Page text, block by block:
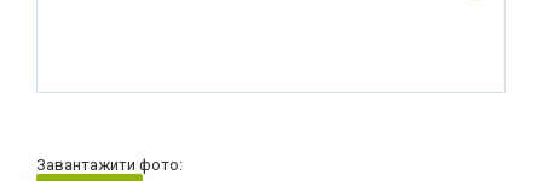
Завантажити фото: